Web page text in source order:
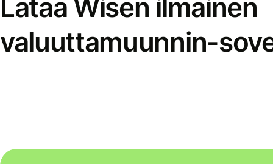
Lataa Wisen ilmainen
valuuttamuunnin-